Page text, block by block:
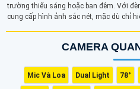
trường thiếu sáng hoặc ban đêm. Với
cung cấp hình ảnh sắc nét, mặc dù chỉ
CAMERA
Mic Và Loa Dual Light 78°